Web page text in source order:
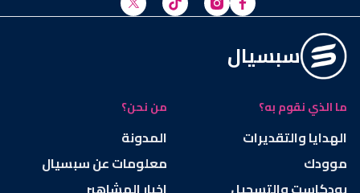
سبسيال
ما الذي نقوم به؟
الهدايا والتقديرات
موودك
من نحن؟
المدونة
معلومات عن سبسيال